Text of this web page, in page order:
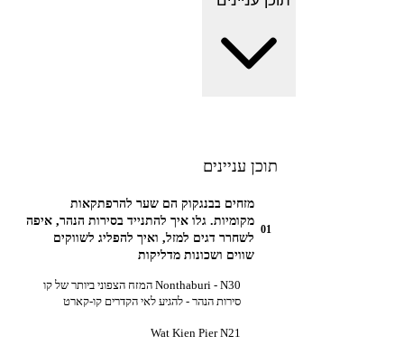
תוכן עניינים
מזחים בבנגקוק הם שער להרפתקאות
מקומיות. גלו איך להתנייד בסירות הנהר, איפה
לשחרר דגים למזל, ואיך להפליג לשווקים
שווים ושכונות מדליקות
Nonthaburi - N30 המזח הצפוני ביותר של קו
סירות הנהר - להגיע לאי הקדרים קו-קארט
Wat Kien Pier N21